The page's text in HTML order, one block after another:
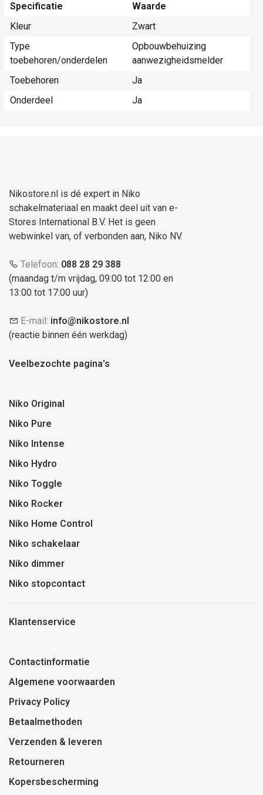
Specificatie
Waarde
Kleur
Zwart
Type
toebehoren/onderdelen
Opbouwbehuizing
aanwezigheidsmelder
Toebehoren
Ja
Onderdeel
Ja
Nikostore.nl is dé expert in Niko
schakelmateriaal en maakt deel uit van e-
Stores International B.V. Het is geen
webwinkel van, of verbonden aan, Niko NV.
Telefoon: 088 28 29 388
(maandag t/m vrijdag, 09:00 tot 12:00 en
13:00 tot 17:00 uur)
E-mail: info@nikostore.nl
(reactie binnen één werkdag)
Veelbezochte pagina's
Niko Original
Niko Pure
Niko Intense
Niko Hydro
Niko Toggle
Niko Rocker
Niko Home Control
Niko schakelaar
Niko dimmer
Niko stopcontact
Klantenservice
Contactinformatie
Algemene voorwaarden
Privacy Policy
Betaalmethoden
Verzenden & leveren
Retourneren
Kopersbescherming